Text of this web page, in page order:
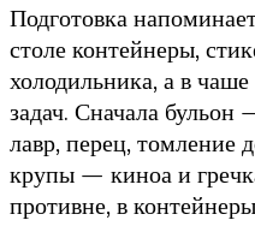
Подготовка
столе контейнеры,
холодильника, а в
задач. Сначала
лавр, перец, томление
крупы — киноа и
противне, в